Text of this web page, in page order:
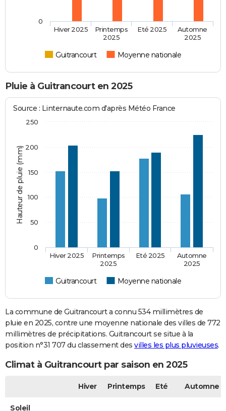
Guitrancourt Moyenne nationale
Hiver 2025
Printemps
2025
Eté 2025
Automne
2025
0
Pluie à Guitrancourt en 2025
Hauteur de pluie (mm)
Source : Linternaute.com d'après Météo France
Guitrancourt Moyenne nationale
Hiver 2025
Printemps
2025
Eté 2025
Automne
2025
0
50
100
150
200
250
La commune de Guitrancourt a connu 534 millimètres de
pluie en 2025, contre une moyenne nationale des villes de 772
millimètres de précipitations. Guitrancourt se situe à la
position n°31 707 du classement des villes les plus pluvieuses.
Climat à Guitrancourt par saison en 2025
Hiver Printemps Eté Automne
Soleil